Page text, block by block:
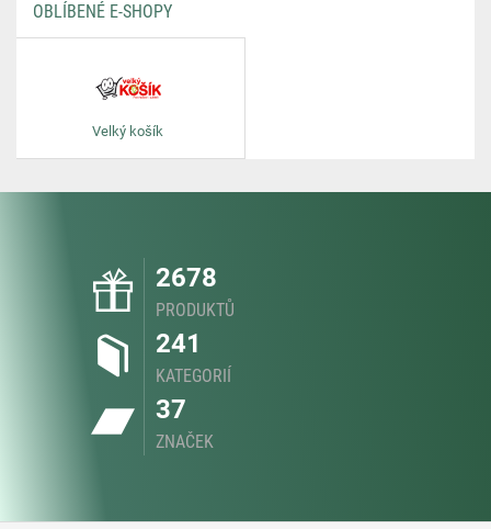
OBLÍBENÉ E-SHOPY
Velký košík
2678
PRODUKTŮ
241
KATEGORIÍ
37
ZNAČEK